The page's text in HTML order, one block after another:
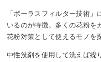
「ポーラスフィルター技術
いるのが特徴。多くの花粉を
花粉対策として使えるモノを
中性洗剤を使用して洗えば繰